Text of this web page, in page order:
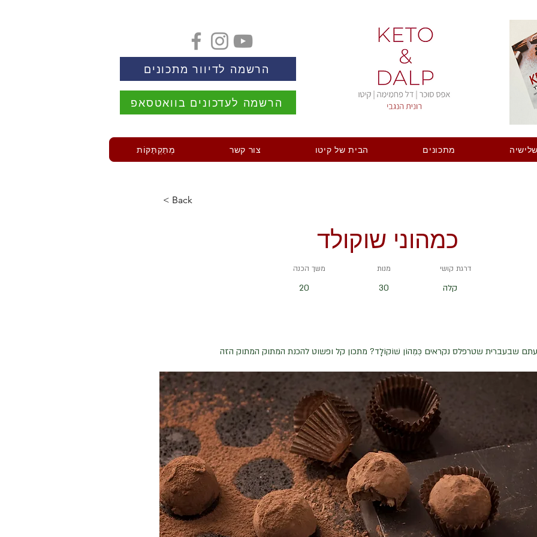
הרשמה לדיוור מתכונים
הרשמה לעדכונים בוואטסאפ
מתכונים הבית של קיטו צור קשר מְתַקְתַּקּוֹת
< Back
כמהוני שוקולד
משך הכנה
20
מנות
30
דרגת קושי
קלה
שבעברית שטרפלס נקראים כְּמֵהוֹן שׁוֹקוֹלָד? מתכון קל ופשוט להכנת המתוק המתוק הזה